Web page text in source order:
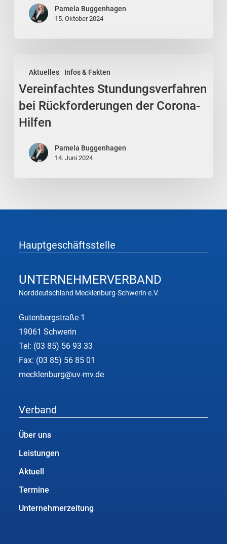
Media
Aktion
Pamela Buggenhagen
15. Oktober 2024
Aktuelles Infos & Fakten
Stundungsverfahren
bei
Rückforderungen
der
Hilfen
Vereinfachtes Stundungsverfahren
bei Rückforderungen der Corona-
Hilfen
Pamela Buggenhagen
14. Juni 2024
Hauptgeschäftsstelle
UNTERNEHMERVERBAND
Norddeutschland Mecklenburg-Schwerin e.V.
Gutenbergstraße 1
19061 Schwerin
Tel: (03 85) 56 93 33
Fax: (03 85) 56 85 01
mecklenburg@uv-mv.de
Verband
Über uns
Leistungen
Aktuell
Termine
Unternehmerzeitung